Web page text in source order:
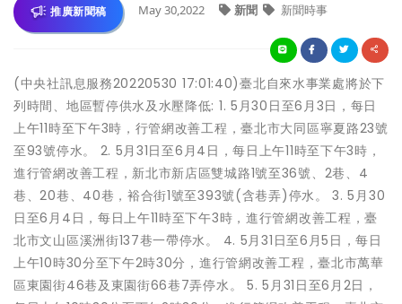
推廣新聞稿 May 30,2022 新聞 新聞時事
(中央社訊息服務20220530 17:01:40)臺北自來水事業處將於下
列時間、地區暫停供水及水壓降低: 1. 5月30日至6月3日，每日
上午11時至下午3時，行管網改善工程，臺北市大同區寧夏路23號
至93號停水。 2. 5月31日至6月4日，每日上午11時至下午3時，
進行管網改善工程，新北市新店區雙城路1號至36號、2巷、4
巷、20巷、40巷，裕合街1號至393號(含巷弄)停水。 3. 5月30
日至6月4日，每日上午11時至下午3時，進行管網改善工程，臺
北市文山區溪洲街137巷一帶停水。 4. 5月31日至6月5日，每日
上午10時30分至下午2時30分，進行管網改善工程，臺北市萬華
區東園街46巷及東園街66巷7弄停水。 5. 5月31日至6月2日，